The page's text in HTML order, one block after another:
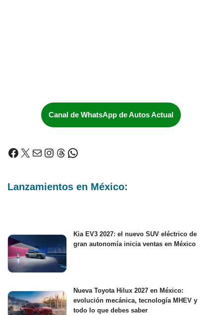
Canal de WhatsApp de Autos Actual
Lanzamientos en México:
Kia EV3 2027: el nuevo SUV eléctrico de
gran autonomía inicia ventas en México
Nueva Toyota Hilux 2027 en México:
evolución mecánica, tecnología MHEV y
todo lo que debes saber